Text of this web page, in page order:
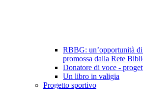
RBBG: un’opportunità
promossa dalla Rete
Donatore di voce -
Un libro in valigia
Progetto sportivo